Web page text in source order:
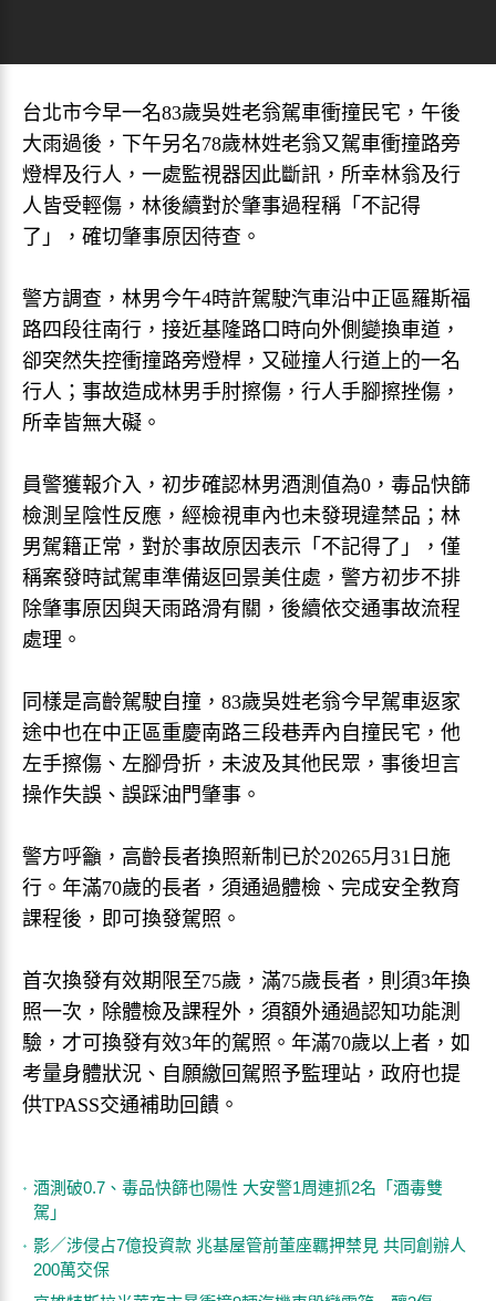
台北市今早一名83歲吳姓老翁駕車衝撞民宅，午後
大雨過後，下午另名78歲林姓老翁又駕車衝撞路旁
燈桿及行人，一處監視器因此斷訊，所幸林翁及行
人皆受輕傷，林後續對於肇事過程稱「不記得
了」，確切肇事原因待查。
警方調查，林男今午4時許駕駛汽車沿中正區羅斯福
路四段往南行，接近基隆路口時向外側變換車道，
卻突然失控衝撞路旁燈桿，又碰撞人行道上的一名
行人；事故造成林男手肘擦傷，行人手腳擦挫傷，
所幸皆無大礙。
員警獲報介入，初步確認林男酒測值為0，毒品快篩
檢測呈陰性反應，經檢視車內也未發現違禁品；林
男駕籍正常，對於事故原因表示「不記得了」，僅
稱案發時試駕車準備返回景美住處，警方初步不排
除肇事原因與天雨路滑有關，後續依交通事故流程
處理。
同樣是高齡駕駛自撞，83歲吳姓老翁今早駕車返家
途中也在中正區重慶南路三段巷弄內自撞民宅，他
左手擦傷、左腳骨折，未波及其他民眾，事後坦言
操作失誤、誤踩油門肇事。
警方呼籲，高齡長者換照新制已於20265月31日施
行。年滿70歲的長者，須通過體檢、完成安全教育
課程後，即可換發駕照。
首次換發有效期限至75歲，滿75歲長者，則須3年換
照一次，除體檢及課程外，須額外通過認知功能測
驗，才可換發有效3年的駕照。年滿70歲以上者，如
考量身體狀況、自願繳回駕照予監理站，政府也提
供TPASS交通補助回饋。
酒測破0.7、毒品快篩也陽性 大安警1周連抓2名「酒毒雙
駕」
影／涉侵占7億投資款 兆基屋管前董座羈押禁見 共同創辦人
200萬交保